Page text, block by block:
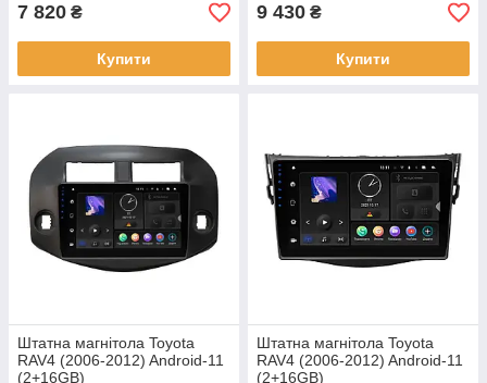
7 820 ₴
Купити
9 430 ₴
Купити
Штатна магнітола Toyota
RAV4 (2006-2012) Android-11
(2+16GB)
Штатна магнітола Toyota
RAV4 (2006-2012) Android-11
(2+16GB)